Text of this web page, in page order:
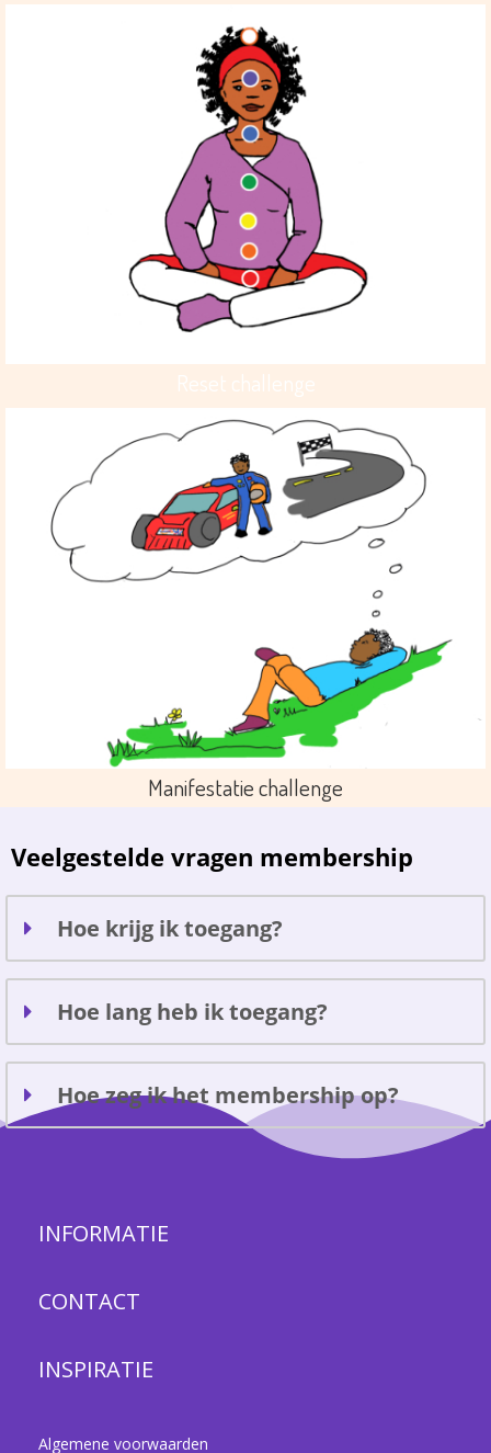
Reset challenge
Manifestatie challenge
Veelgestelde vragen membership
Hoe krijg ik toegang?
Hoe lang heb ik toegang?
Hoe zeg ik het membership op?
INFORMATIE
CONTACT
INSPIRATIE
Algemene voorwaarden